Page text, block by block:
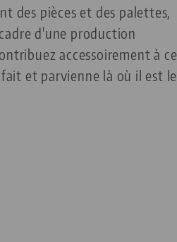
des pièces et des palettes,
d'une production
accessoirement à ce
et parvienne là où il est le